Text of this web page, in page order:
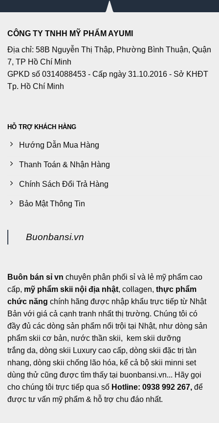
CÔNG TY TNHH MỸ PHẨM AYUMI
Địa chỉ: 58B Nguyễn Thị Thập, Phường Bình Thuận, Quận
7, TP Hồ Chí Minh
GPKD số 0314088453 - Cấp ngày 31.10.2016 - Sở KHĐT
Tp. Hồ Chí Minh
HỖ TRỢ KHÁCH HÀNG
Hướng Dẫn Mua Hàng
Thanh Toán & Nhận Hàng
Chính Sách Đổi Trả Hàng
Bảo Mật Thông Tin
Buonbansi.vn
Buôn bán sỉ vn chuyên phân phối sỉ và lẻ mỹ phẩm cao
cấp, mỹ phẩm skii nội địa nhật, collagen, thực phẩm
chức năng chính hãng được nhập khẩu trực tiếp từ Nhật
Bản với giá cả cạnh tranh nhất thị trường. Chúng tôi có
đầy đủ các dòng sản phẩm nổi trội tại Nhật, như dòng sản
phẩm skii cơ bản, nước thần skii, kem skii dưỡng
trắng da, dòng skii Luxury cao cấp, dòng skii đặc trị tàn
nhang, dòng skii chống lão hóa, kể cả bộ skii minni set
dùng thử cũng được tìm thấy tại buonbansi.vn... Hãy gọi
cho chúng tôi trực tiếp qua số Hotline: 0938 992 267, để
được tư vấn mỹ phẩm & hỗ trợ chu đáo nhất.